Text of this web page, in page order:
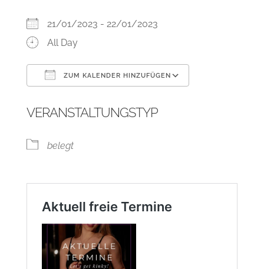
21/01/2023 - 22/01/2023
All Day
ZUM KALENDER HINZUFÜGEN
VERANSTALTUNGSTYP
belegt